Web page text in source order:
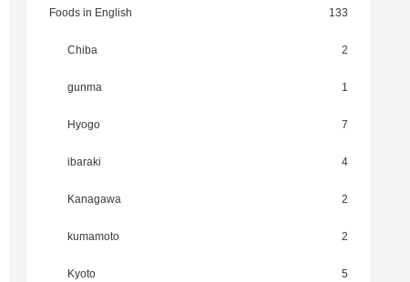
Foods in English 133
Chiba 2
gunma 1
Hyogo 7
ibaraki 4
Kanagawa 2
kumamoto 2
Kyoto 5